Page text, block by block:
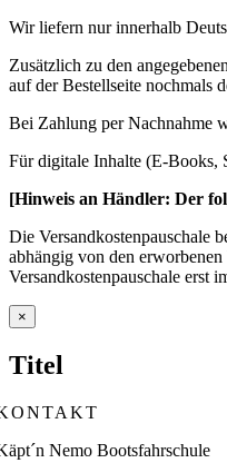
Wir liefern nur innerhalb
Zusätzlich zu den
auf der Bestellseite nochmals
Bei Zahlung per Nachnahme
Für digitale Inhalte (E-Books,
[Hinweis an Händler: Der
Die Versandkostenpauschale
abhängig von den
Versandkostenpauschale erst
Close
product
view
×
Titel
Nemo Bootsfahrschule